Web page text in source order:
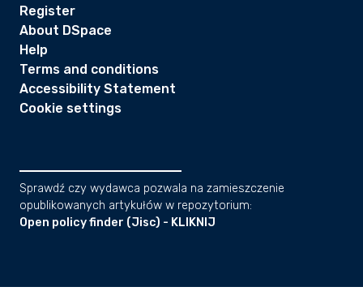
Register
About DSpace
Help
Terms and conditions
Accessibility Statement
Cookie settings
Sprawdź czy wydawca pozwala na zamieszczenie
opublikowanych artykułów w repozytorium:
Open policy finder (Jisc) - KLIKNIJ